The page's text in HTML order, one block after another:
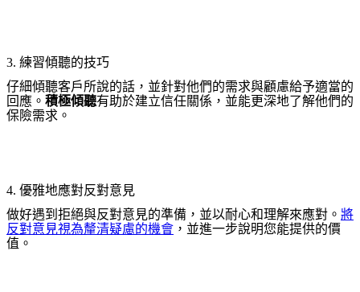
3. 練習傾聽的技巧
仔細傾聽客戶所說的話，並針對他們的需求與顧慮給予適當的
回應。 積極傾聽有助於建立信任關係，並能更深地了解他們的
保險需求。
4. 優雅地應對反對意見
做好遇到拒絕與反對意見的準備，並以耐心和理解來應對。 將
反對意見視為釐清疑慮的機會 ，並進一步說明您能提供的價
值。